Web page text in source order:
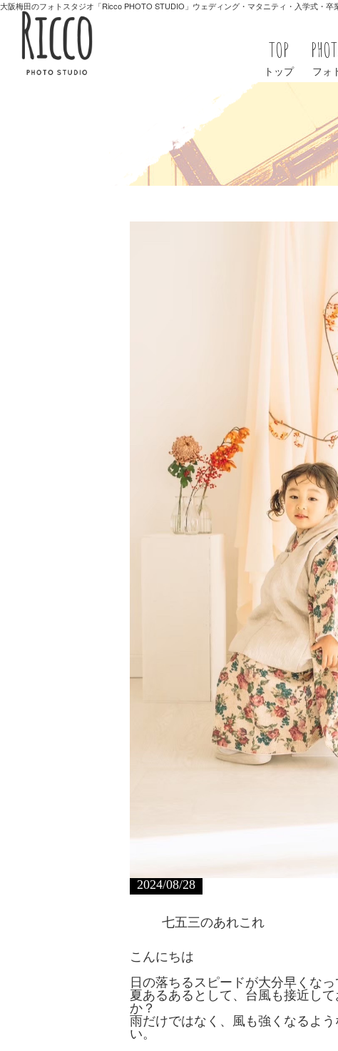
大阪梅田のフォトスタジオ「Ricco PHOTO STUDIO」ウェディング・マタニティ・入学式・卒
TOP
トップ フォ
2024/08/28
七五三のあれこれ
こんにちは
日の落ちるスピードが大分早くなっ
夏あるあるとして、台風も接近し
か？
雨だけではなく、風も強くなるよ
い。